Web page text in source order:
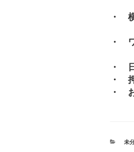
・
・
授
・
・
・
カ
未